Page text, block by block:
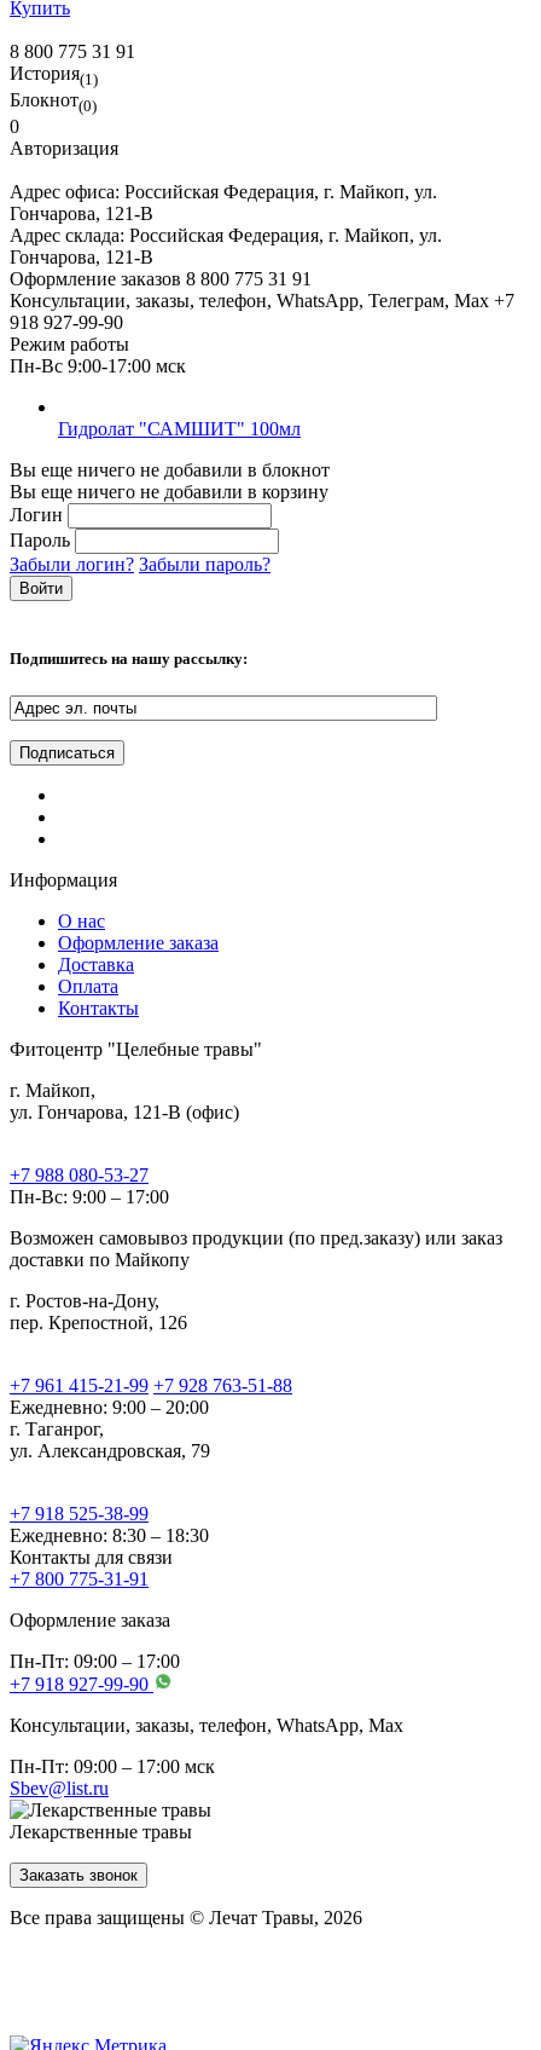
Купить
8 800 775 31 91
История(1)
Блокнот(0)
0
Авторизация
Адрес офиса: Российская Федерация, г. Майкоп, ул.
Гончарова, 121-В
Адрес склада: Российская Федерация, г. Майкоп, ул.
Гончарова, 121-В
Оформление заказов 8 800 775 31 91
Консультации, заказы, телефон, WhatsApp, Телеграм, Мах +7
918 927-99-90
Режим работы
Пн-Вс 9:00-17:00 мск
Гидролат "САМШИТ" 100мл
Вы еще ничего не добавили в блокнот
Вы еще ничего не добавили в корзину
Логин
Пароль
Забыли логин? Забыли пароль?
Подпишитесь на нашу рассылку:
Информация
О нас
Оформление заказа
Доставка
Оплата
Контакты
Фитоцентр "Целебные травы"
г. Майкоп,
ул. Гончарова, 121-В (офис)
+7 988 080-53-27
Пн-Вс: 9:00 – 17:00
Возможен самовывоз продукции (по пред.заказу) или заказ
доставки по Майкопу
г. Ростов-на-Дону,
пер. Крепостной, 126
+7 961 415-21-99 +7 928 763-51-88
Ежедневно: 9:00 – 20:00
г. Таганрог,
ул. Александровская, 79
+7 918 525-38-99
Ежедневно: 8:30 – 18:30
Контакты для связи
+7 800 775-31-91
Оформление заказа
Пн-Пт: 09:00 – 17:00
+7 918 927-99-90
Консультации, заказы, телефон, WhatsApp, Мах
Пн-Пт: 09:00 – 17:00 мск
Sbev@list.ru
Лекарственные травы
Заказать звонок
Все права защищены © Лечат Травы, 2026